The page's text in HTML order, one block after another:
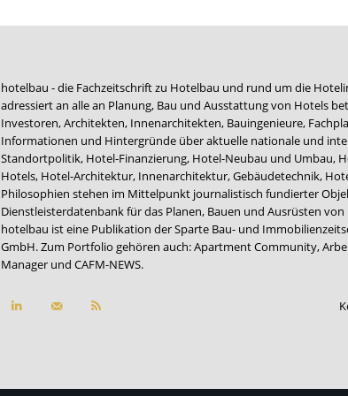
hotelbau - die Fachzeitschrift zu Hotelbau und rund um die
adressiert an alle an Planung, Bau und Ausstattung von Hotels
Investoren, Architekten, Innenarchitekten, Bauingenieure,
Informationen und Hintergründe über aktuelle nationale und
Standortpolitik, Hotel-Finanzierung, Hotel-Neubau und Umbau,
Hotels, Hotel-Architektur, Innenarchitektur, Gebäudetechnik,
Philosophien stehen im Mittelpunkt journalistisch fundierter
Dienstleisterdatenbank für das Planen, Bauen und Ausrüsten von
hotelbau ist eine Publikation der Sparte Bau- und
GmbH. Zum Portfolio gehören auch:Apartment Community,
Manager und CAFM-NEWS.